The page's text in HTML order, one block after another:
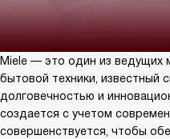
Miele — это один из
бытовой техники, известный
долговечностью и
создается с учетом
совершенствуется, чтобы